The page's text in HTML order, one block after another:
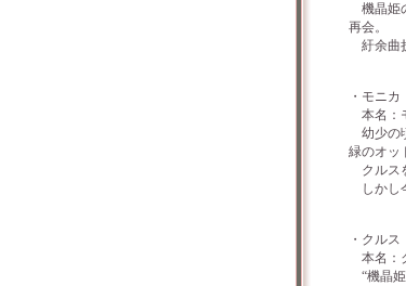
機晶姫
再会。
紆余曲
・モニカ
本名：
幼少の
緑のオッ
クルス
しかし
・クルス
本名：
“機晶姫